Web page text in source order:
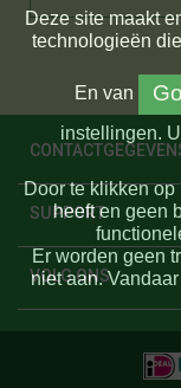
SUPPORT
VOLG ONS
Deze site maakt
technologieën
En van
instellingen.
Door te klikken op
heeft en geen
Er worden geen
niet aan.